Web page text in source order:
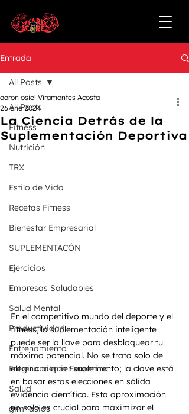
Entrada
All Posts
Fitness
Nutrición
TRX
Estilo de Vida
Recetas Fitness
Bienestar Empresarial
SUPLEMENTACÓN
Ejercicios
Empresas Saludables
Salud Mental
Productividad
Entrenamiento
Entrenamiento Femenino
Salud
gimnasios
All Posts
La Ciencia Detrás de la
Suplementación Deportiva
aaron osiel Viramontes Acosta
26 ene 2024
En el competitivo mundo del deporte y el
fitness, la suplementación inteligente
puede ser la llave para desbloquear tu
máximo potencial. No se trata solo de
elegir cualquier suplemento; la clave está
en basar estas elecciones en sólida
evidencia científica. Esta aproximación
no solo es crucial para maximizar el